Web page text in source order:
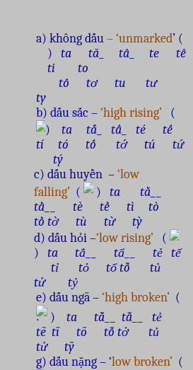
a) không dấu– ‘unmarked’ (
)
ta tă_ tâ_ te tê
ti to
tô tơ tu tư
ty
b) dấu sắc –‘high rising’
(
) ta tắ_ tấ_ té tế
tí tó tố tớ tú tứ
tý
c) dấu huyền –‘low
falling’ ( ) ta tằ__
tầ__ tè tề tì tò
tồ tờ tù từ tỳ
d) dấu hỏi –‘low rising’ (
)
ta tẳ__ tẩ__ tẻ tể
tỉ tỏ tổtỗ tủ
tử tỷ
e) dấu ngã –‘high broken’ (
)
ta tẵ__ tẫ__ tẻ
tẽ tĩ tõ tỗ tở tủ
tử tỹ
g) dấu nặng – ‘low broken’ (